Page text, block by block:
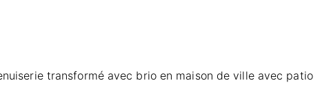
transformé avec brio en maison de ville avec patio